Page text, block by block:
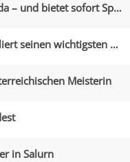
Die 2. Bundesliga ist wieder da – und bietet sofort Spektakel
Jorge Messi ist tot: Lionel verliert seinen wichtigsten Begleiter
Meisterin
in Salurn